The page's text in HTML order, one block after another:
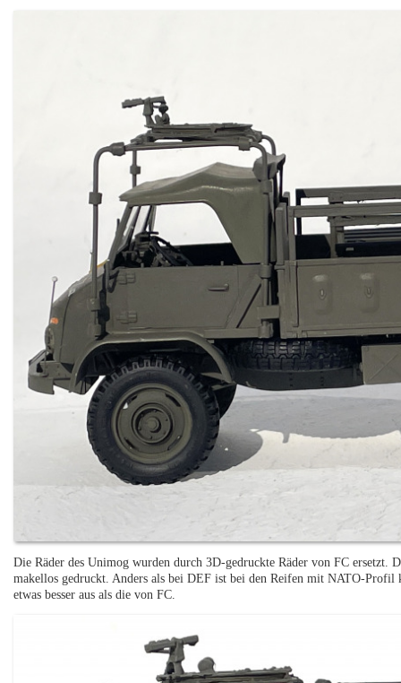
Die Räder des Unimog wurden durch 3D-gedruckte Räder von FC ersetzt.
makellos gedruckt. Anders als bei DEF ist bei den Reifen mit NATO-Profil
etwas besser aus als die von FC.